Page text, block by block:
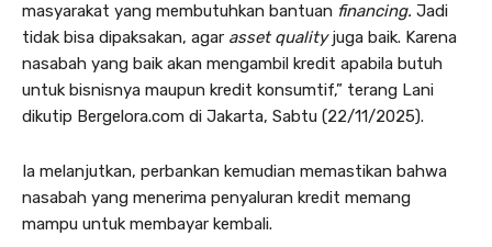
masyarakat yang membutuhkan bantuan financing. Jadi
tidak bisa dipaksakan, agar asset qualityjuga baik. Karena
nasabah yang baik akan mengambil kredit apabila butuh
untuk bisnisnya maupun kredit konsumtif,” terang Lani
dikutip Bergelora.com di Jakarta, Sabtu (22/11/2025).
Ia melanjutkan, perbankan kemudian memastikan bahwa
nasabah yang menerima penyaluran kredit memang
mampu untuk membayar kembali.